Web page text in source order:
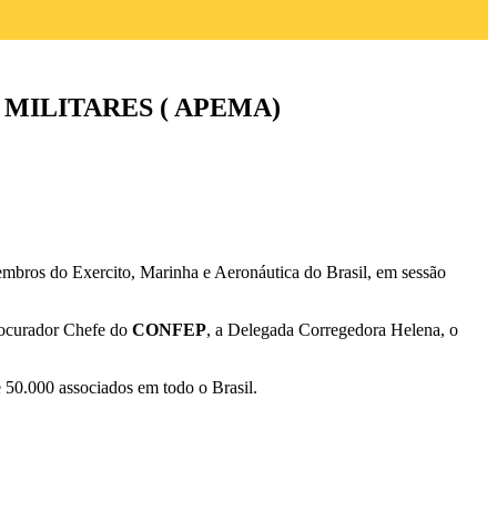
MILITARES ( APEMA)
do Exercito, Marinha e Aeronáutica do Brasil, em sessão
Chefe do CONFEP, a Delegada Corregedora Helena, o
associados em todo o Brasil.